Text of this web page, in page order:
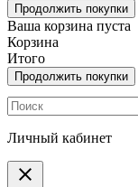
Продолжить покупки
Ваша корзина пуста
Корзина
Итого
Продолжить покупки
Личный кабинет
clear